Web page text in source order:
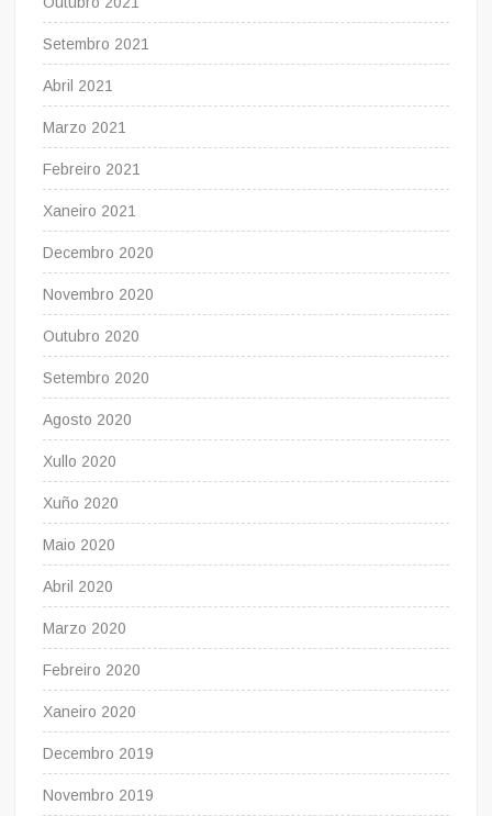
Setembro 2021
Abril 2021
Marzo 2021
Febreiro 2021
Xaneiro 2021
Decembro 2020
Novembro 2020
Outubro 2020
Setembro 2020
Agosto 2020
Xullo 2020
Xuño 2020
Maio 2020
Abril 2020
Marzo 2020
Febreiro 2020
Xaneiro 2020
Decembro 2019
Novembro 2019